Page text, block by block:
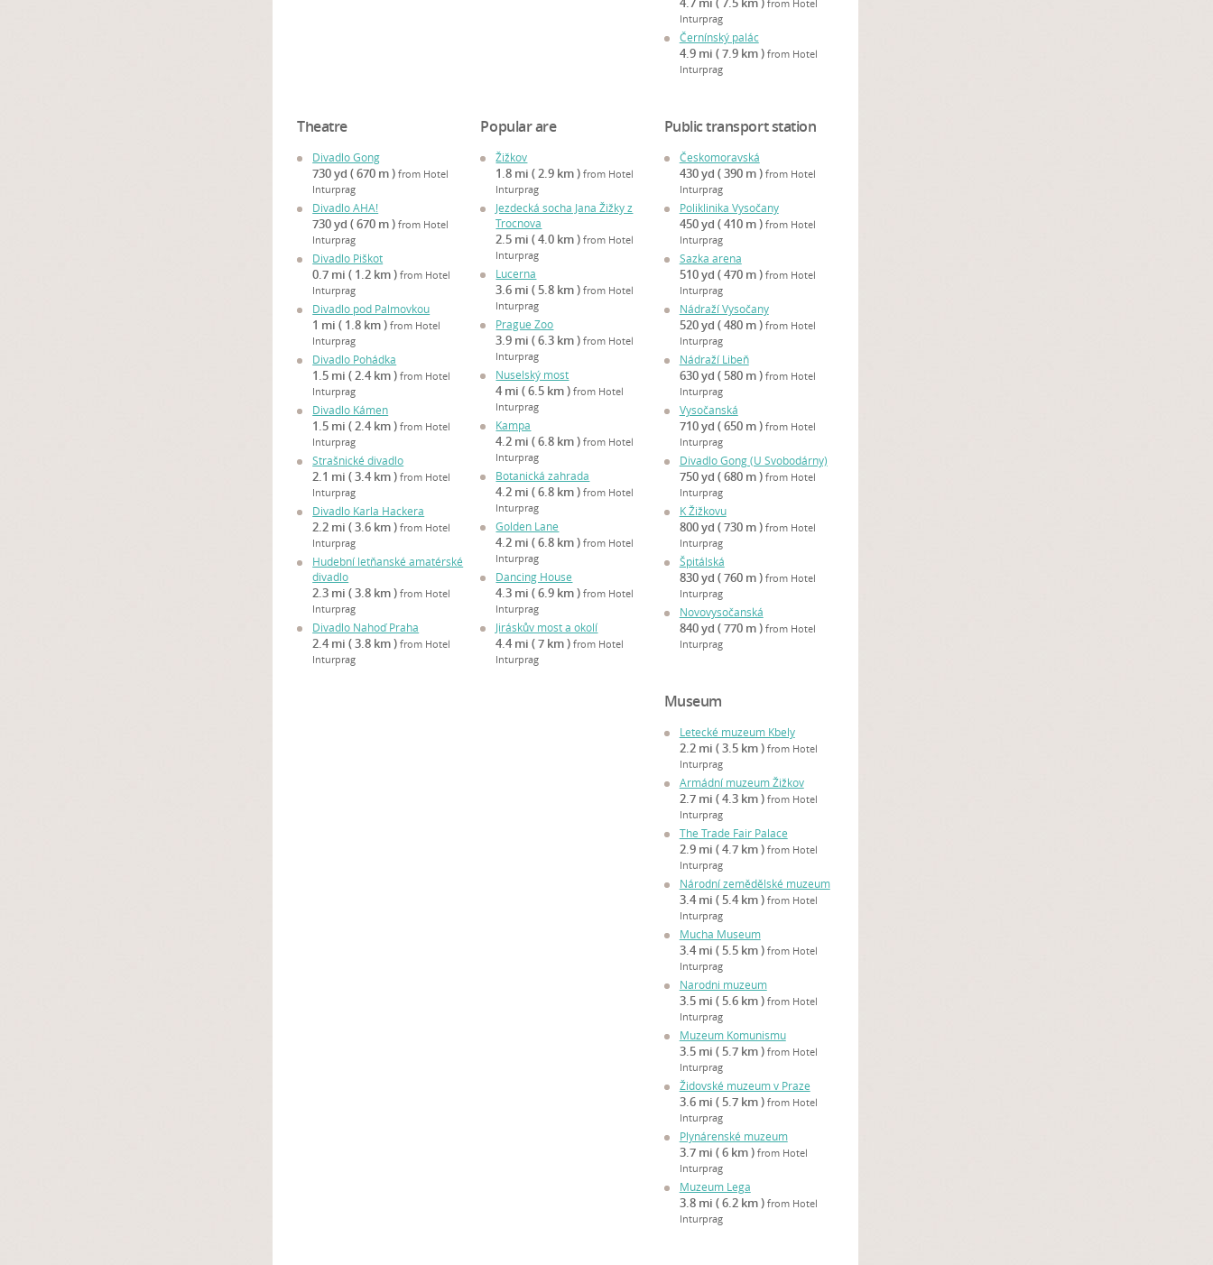
from Hotel
Inturprag
Černínský palác
4.9 mi ( 7.9 km ) from Hotel
Inturprag
Theatre
Divadlo Gong
730 yd ( 670 m )from Hotel
Inturprag
Divadlo AHA!
730 yd ( 670 m )from Hotel
Inturprag
Divadlo Piškot
0.7 mi ( 1.2 km )from Hotel
Inturprag
Divadlo pod Palmovkou
1 mi ( 1.8 km )from Hotel
Inturprag
Divadlo Pohádka
1.5 mi ( 2.4 km )from Hotel
Inturprag
Divadlo Kámen
1.5 mi ( 2.4 km )from Hotel
Inturprag
Strašnické divadlo
2.1 mi ( 3.4 km )from Hotel
Inturprag
Divadlo Karla Hackera
2.2 mi ( 3.6 km )from Hotel
Inturprag
Hudební letňanské amatérské
divadlo
2.3 mi ( 3.8 km )from Hotel
Inturprag
Divadlo Nahoď Praha
2.4 mi ( 3.8 km )from Hotel
Inturprag
Popular are
Žižkov
1.8 mi ( 2.9 km )from Hotel
Inturprag
Jezdecká socha Jana Žižky z
Trocnova
2.5 mi ( 4.0 km )from Hotel
Inturprag
Lucerna
3.6 mi ( 5.8 km )from Hotel
Inturprag
Prague Zoo
3.9 mi ( 6.3 km )from Hotel
Inturprag
Nuselský most
4 mi ( 6.5 km )from Hotel
Inturprag
Kampa
4.2 mi ( 6.8 km )from Hotel
Inturprag
Botanická zahrada
4.2 mi ( 6.8 km )from Hotel
Inturprag
Golden Lane
4.2 mi ( 6.8 km )from Hotel
Inturprag
Dancing House
4.3 mi ( 6.9 km )from Hotel
Inturprag
Jiráskův most a okolí
4.4 mi ( 7 km )from Hotel
Inturprag
Public transport station
Českomoravská
430 yd ( 390 m ) from Hotel
Inturprag
Poliklinika Vysočany
450 yd ( 410 m ) from Hotel
Inturprag
Sazka arena
510 yd ( 470 m ) from Hotel
Inturprag
Nádraží Vysočany
520 yd ( 480 m ) from Hotel
Inturprag
Nádraží Libeň
630 yd ( 580 m ) from Hotel
Inturprag
Vysočanská
710 yd ( 650 m ) from Hotel
Inturprag
Divadlo Gong (U Svobodárny)
750 yd ( 680 m ) from Hotel
Inturprag
K Žižkovu
800 yd ( 730 m ) from Hotel
Inturprag
Špitálská
830 yd ( 760 m ) from Hotel
Inturprag
Novovysočanská
840 yd ( 770 m ) from Hotel
Inturprag
Museum
Letecké muzeum Kbely
2.2 mi ( 3.5 km ) from Hotel
Inturprag
Armádní muzeum Žižkov
2.7 mi ( 4.3 km ) from Hotel
Inturprag
The Trade Fair Palace
2.9 mi ( 4.7 km ) from Hotel
Inturprag
Národní zemědělské muzeum
3.4 mi ( 5.4 km ) from Hotel
Inturprag
Mucha Museum
3.4 mi ( 5.5 km ) from Hotel
Inturprag
Narodni muzeum
3.5 mi ( 5.6 km ) from Hotel
Inturprag
Muzeum Komunismu
3.5 mi ( 5.7 km ) from Hotel
Inturprag
Židovské muzeum v Praze
3.6 mi ( 5.7 km ) from Hotel
Inturprag
Plynárenské muzeum
3.7 mi ( 6 km ) from Hotel
Inturprag
Muzeum Lega
3.8 mi ( 6.2 km ) from Hotel
Inturprag